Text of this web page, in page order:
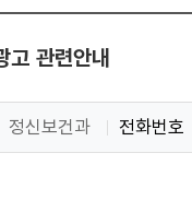
관련안내
정신보건과 전화번호